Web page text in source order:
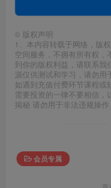
© 版权声明
1、本内容转载于网络，版
空间服务，不拥有所有权
到你的版权利益，请联系我
源仅供测试和学习，请勿用
如遇到充值付费环节课程
需要投资的一律不要相信，
揭秘 请勿用于非法违规操
会员专属